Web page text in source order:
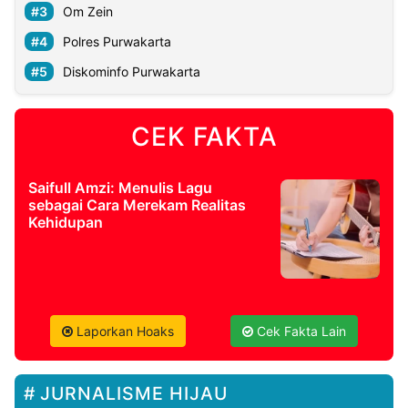
Om Zein
Polres Purwakarta
Diskominfo Purwakarta
CEK FAKTA
Saifull Amzi: Menulis Lagu
sebagai Cara Merekam Realitas
Kehidupan
Laporkan Hoaks Cek Fakta Lain
JURNALISME HIJAU